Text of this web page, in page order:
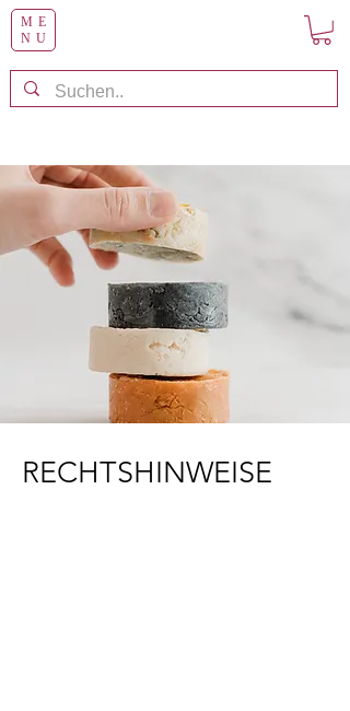
ME
NU
RECHTSHINWEISE